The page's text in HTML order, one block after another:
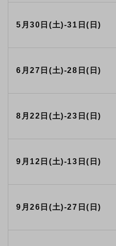
5月30日(土)-31日(日)
6月27日(土)-28日(日)
8月22日(土)-23日(日)
9月12日(土)-13日(日)
9月26日(土)-27日(日)